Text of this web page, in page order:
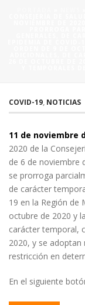
COVID-19, NOTICIAS
11 de noviembre
2020 de la
de 6 de noviembre
se prorroga
de carácter
19 en la Región de
octubre de 2020 y
carácter temporal,
2020, y se
restricción en
En el siguiente